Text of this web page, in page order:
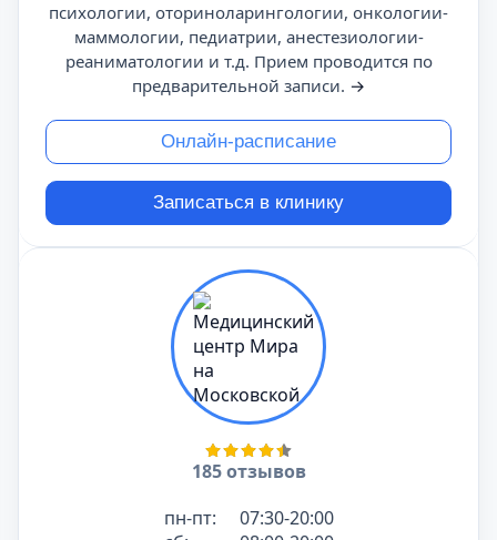
психологии, оториноларингологии, онкологии-
маммологии, педиатрии, анестезиологии-
реаниматологии и т.д. Прием проводится по
предварительной записи. →
Онлайн-расписание
Записаться в клинику
185 отзывов
пн-пт:
07:30-20:00